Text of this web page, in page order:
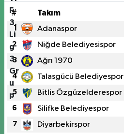
# Takım
1 Adanaspor
2 Niğde Belediyesispor
3 Ağrı 1970
4 Talasgücü Belediyespor
5 Bitlis Özgüzelderespor
6 Silifke Belediyespor
7 Diyarbekirspor